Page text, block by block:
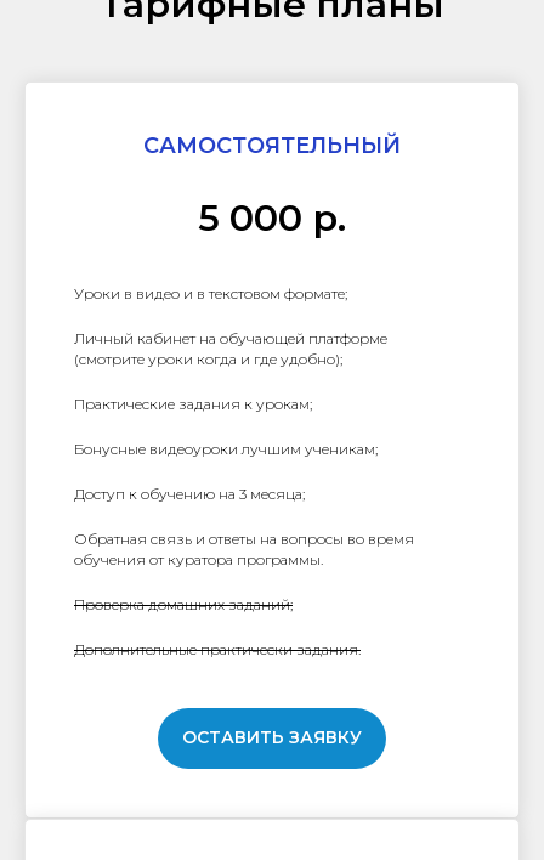
САМОСТОЯТЕЛЬНЫЙ
5 000 р.
Уроки в видео и в текстовом формате;
Личный кабинет на обучающей платформе
(смотрите уроки когда и где удобно);
Практические задания к урокам;
Бонусные видеоуроки лучшим ученикам;
Доступ к обучению на 3 месяца;
Обратная связь и ответы на вопросы во время
обучения от куратора программы.
Проверка домашних заданий;
Дополнительные практически задания.
ОСТАВИТЬ ЗАЯВКУ